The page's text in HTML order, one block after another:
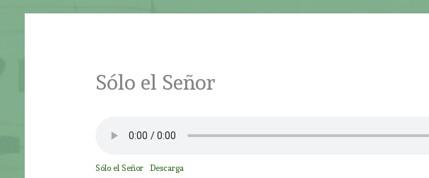
Sólo el Señor
Sólo el Señor Descarga